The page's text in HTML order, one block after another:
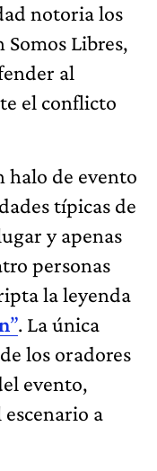
notoria los
Libres,
al
el conflicto
halo de evento
típicas de
y apenas
personas
la leyenda
”. La única
los oradores
evento,
escenario a